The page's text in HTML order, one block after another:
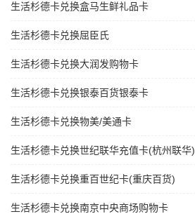
生活杉德卡兑换盒马生鲜礼品卡
生活杉德卡兑换屈臣氏
生活杉德卡兑换大润发购物卡
生活杉德卡兑换银泰百货银泰卡
生活杉德卡兑换物美/美通卡
生活杉德卡兑换世纪联华充值卡(杭州联华)
生活杉德卡兑换重百世纪卡(重庆百货)
生活杉德卡兑换南京中央商场购物卡